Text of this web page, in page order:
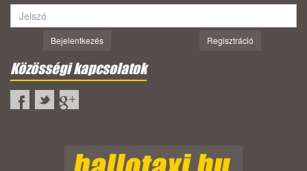
Bejelentkezés Regisztráció
Közösségi kapcsolatok